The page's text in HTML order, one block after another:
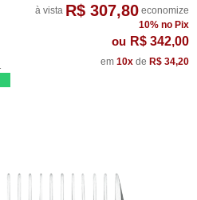
R$ 342,00
à vista R$ 307,80 economize
10% no Pix
em 10x de R$ 34,20